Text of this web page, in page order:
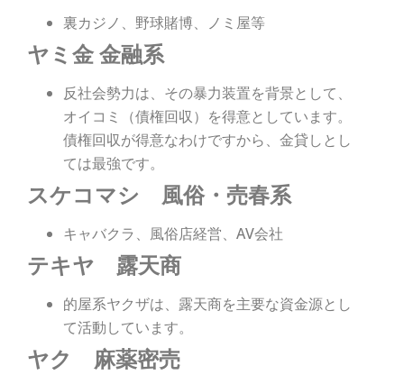
裏カジノ、野球賭博、ノミ屋等
ヤミ金 金融系
反社会勢力は、その暴力装置を背景として、
オイコミ（債権回収）を得意としています。
債権回収が得意なわけですから、金貸しとし
ては最強です。
スケコマシ 風俗・売春系
キャバクラ、風俗店経営、AV会社
テキヤ 露天商
的屋系ヤクザは、露天商を主要な資金源とし
て活動しています。
ヤク 麻薬密売